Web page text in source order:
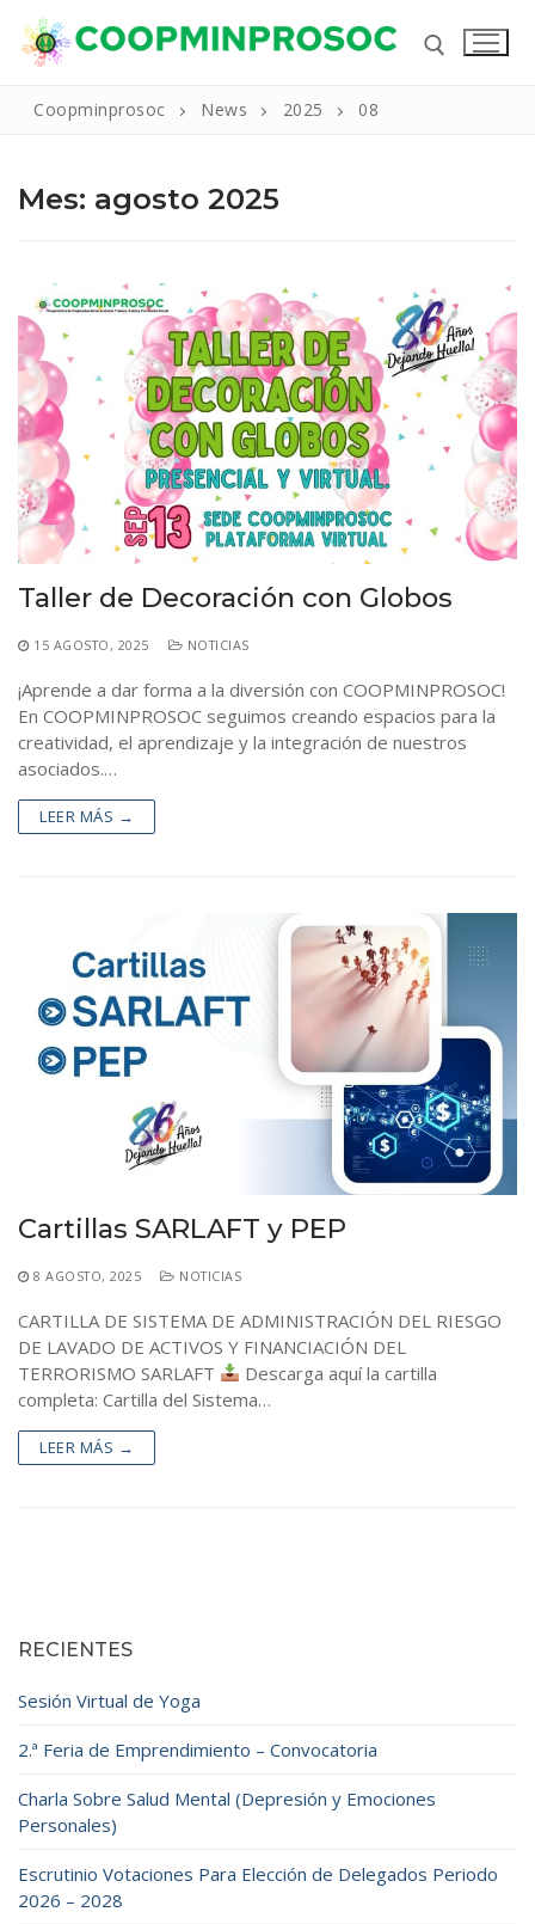
contenido
Buscar:
Inicio
La Cooperativa
Reseña Historica
Nuestros Valores
Estatutos y Reglamentos
Órganos de Administración y Control
Productos Y Servicios
Líneas de Crédito
Auxilios Cooperativos
Simulador de Crédito
Noticias
Contacto
Coopminprosoc News 2025 08
Mes: agosto 2025
Taller de Decoración con Globos
15 AGOSTO, 2025 NOTICIAS
¡Aprende a dar forma a la diversión con COOPMINPROSOC!
En COOPMINPROSOC seguimos creando espacios para la
creatividad, el aprendizaje y la integración de nuestros
asociados.…
LEER MÁS →
Cartillas SARLAFT y PEP
8 AGOSTO, 2025 NOTICIAS
CARTILLA DE SISTEMA DE ADMINISTRACIÓN DEL RIESGO
DE LAVADO DE ACTIVOS Y FINANCIACIÓN DEL
TERRORISMO SARLAFT
Descarga aquí la cartilla
completa: Cartilla del Sistema…
LEER MÁS →
RECIENTES
Sesión Virtual de Yoga
2.ª Feria de Emprendimiento – Convocatoria
Charla Sobre Salud Mental (Depresión y Emociones
Personales)
Escrutinio Votaciones Para Elección de Delegados Periodo
2026 – 2028